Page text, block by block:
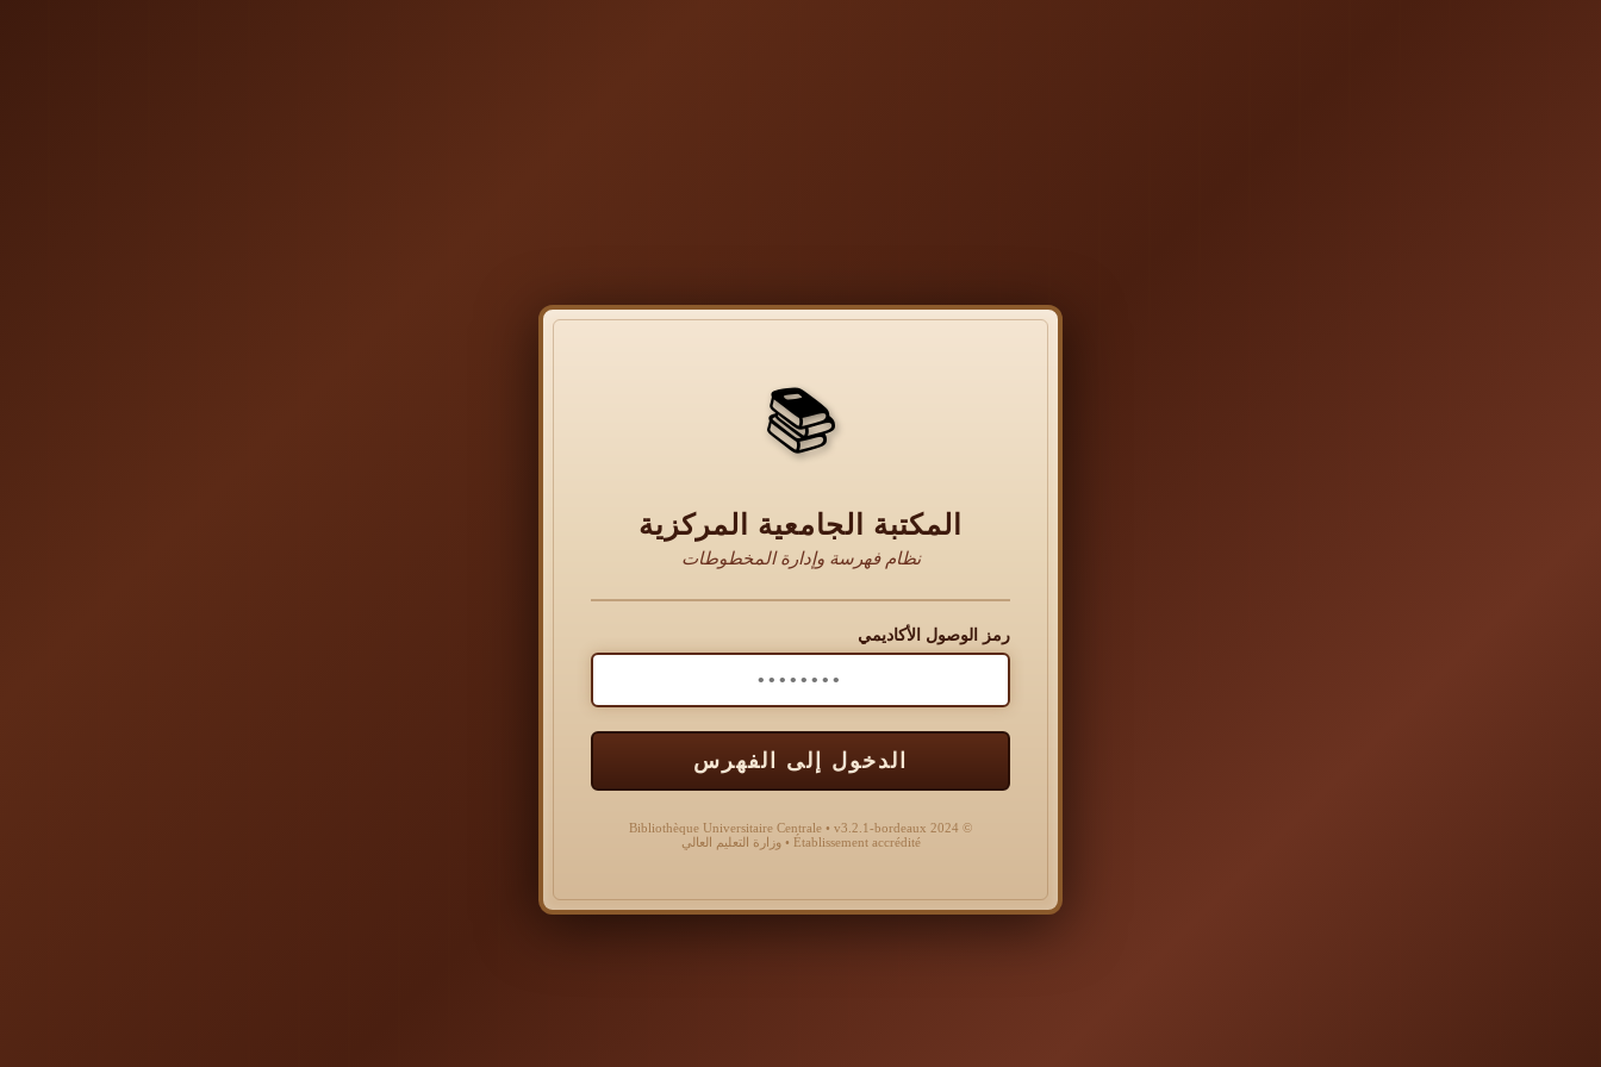
📚
المكتبة الجامعية المركزية
نظام فهرسة وإدارة المخطوطات
رمز الوصول الأكاديمي
الدخول إلى الفهرس
© 2024 Bibliothèque Universitaire Centrale • v3.2.1-bordeaux
Établissement accrédité • وزارة التعليم العالي